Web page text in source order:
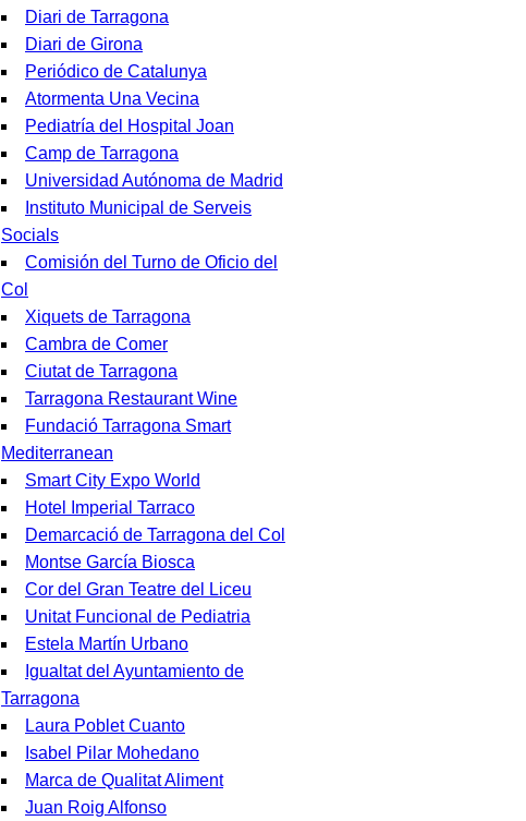
Diari de Tarragona
Diari de Girona
Periódico de Catalunya
Atormenta Una Vecina
Pediatría del Hospital Joan
Camp de Tarragona
Universidad Autónoma de Madrid
Instituto Municipal de Serveis
Socials
Comisión del Turno de Oficio del
Col
Xiquets de Tarragona
Cambra de Comer
Ciutat de Tarragona
Tarragona Restaurant Wine
Fundació Tarragona Smart
Mediterranean
Smart City Expo World
Hotel Imperial Tarraco
Demarcació de Tarragona del Col
Montse García Biosca
Cor del Gran Teatre del Liceu
Unitat Funcional de Pediatria
Estela Martín Urbano
Igualtat del Ayuntamiento de
Tarragona
Laura Poblet Cuanto
Isabel Pilar Mohedano
Marca de Qualitat Aliment
Juan Roig Alfonso